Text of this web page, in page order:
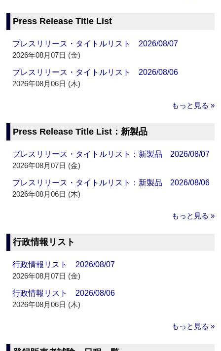
Press Release Title List
プレスリリース・タイトルリスト 2026/08/07
2026年08月07日 (金)
プレスリリース・タイトルリスト 2026/08/06
2026年08月06日 (木)
もっと見る »
Press Release Title List：新製品
プレスリリース・タイトルリスト：新製品 2026/08/07
2026年08月07日 (金)
プレスリリース・タイトルリスト：新製品 2026/08/06
2026年08月06日 (木)
もっと見る »
行政情報リスト
行政情報リスト 2026/08/07
2026年08月07日 (金)
行政情報リスト 2026/08/06
2026年08月06日 (木)
もっと見る »